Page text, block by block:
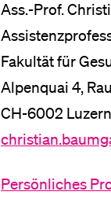
Ass.-Prof.
Fakultät für
Alpenquai 4,
CH-6002
Persönliches